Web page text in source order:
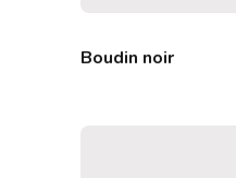
Boudin noir